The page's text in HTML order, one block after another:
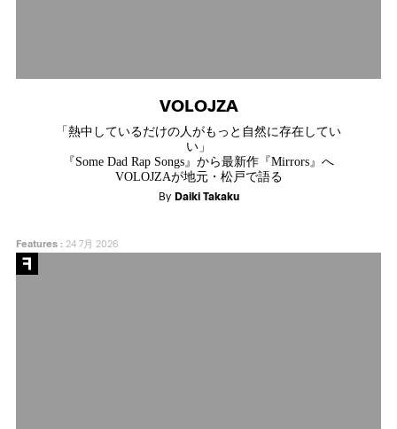
VOLOJZA
「熱中しているだけの人がもっと自然に存在してい
い」
『Some Dad Rap Songs』から最新作『Mirrors』へ
VOLOJZAが地元・松戸で語る
By Daiki Takaku
Features:24 7月 2026